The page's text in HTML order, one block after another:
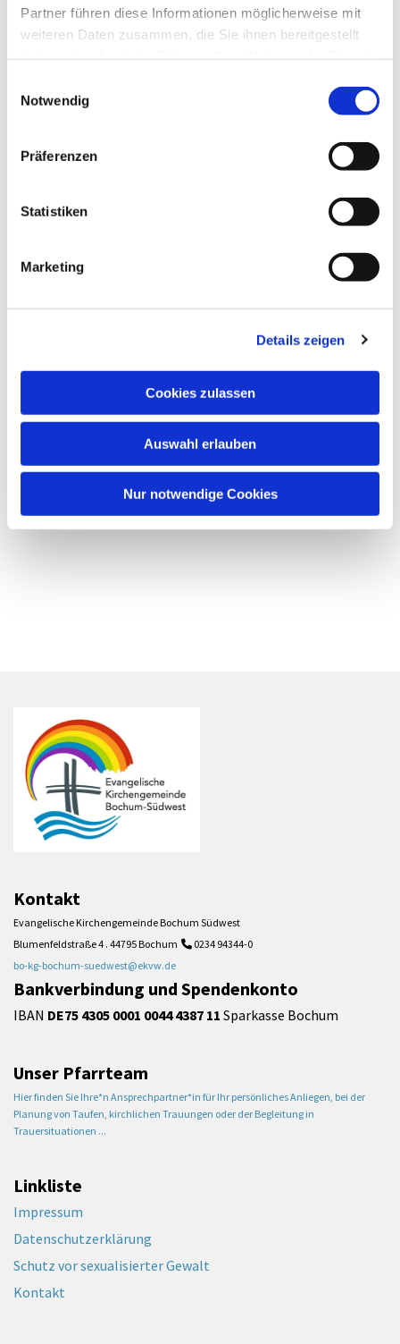
Partner führen diese Informationen möglicherweise mit
weiteren Daten zusammen, die Sie ihnen bereitgestellt
Notwendig
Präferenzen
Statistiken
Marketing
Details zeigen
Cookies zulassen
Auswahl erlauben
Nur notwendige Cookies
Dies könnte Sie auch interessieren
Kontakt
Evangelische Kirchengemeinde Bochum Südwest
Blumenfeldstraße 4 . 44795 Bochum  0234 94344-0
bo-kg-bochum-suedwest@ekvw.de
Bankverbindung und Spendenkonto
IBAN DE75 4305 0001 0044 4387 11 Sparkasse Bochum
Unser Pfarrteam
Hier finden Sie Ihre*n Ansprechpartner*in für Ihr persönliches Anliegen, bei der
Planung von Taufen, kirchlichen Trauungen oder der Begleitung in
Trauersituationen ...
Linkliste
Impressum
Datenschutzerklärung
Schutz vor sexualisierter Gewalt
Kontakt